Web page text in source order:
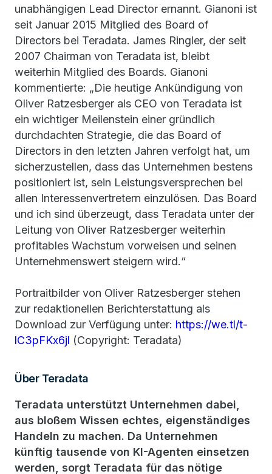
unabhängigen Lead Director ernannt. Gianoni ist
seit Januar 2015 Mitglied des Board of
Directors bei Teradata. James Ringler, der seit
2007 Chairman von Teradata ist, bleibt
weiterhin Mitglied des Boards. Gianoni
kommentierte: „Die heutige Ankündigung von
Oliver Ratzesberger als CEO von Teradata ist
ein wichtiger Meilenstein einer gründlich
durchdachten Strategie, die das Board of
Directors in den letzten Jahren verfolgt hat, um
sicherzustellen, dass das Unternehmen bestens
positioniert ist, sein Leistungsversprechen bei
allen Interessenvertretern einzulösen. Das Board
und ich sind überzeugt, dass Teradata unter der
Leitung von Oliver Ratzesberger weiterhin
profitables Wachstum vorweisen und seinen
Unternehmenswert steigern wird.“
Portraitbilder von Oliver Ratzesberger stehen
zur redaktionellen Berichterstattung als
Download zur Verfügung unter: https://we.tl/t-
lC3pFKx6jl (Copyright: Teradata)
Über Teradata
Teradata unterstützt Unternehmen dabei,
aus bloßem Wissen echtes, eigenständiges
Handeln zu machen. Da Unternehmen
künftig tausende von KI-Agenten einsetzen
werden, sorgt Teradata für das nötige